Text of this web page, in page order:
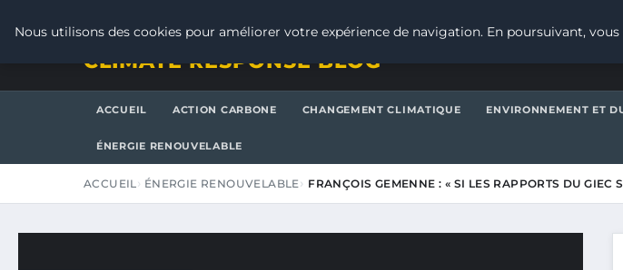
CLIMATE RESPONSE BLOG
ACCUEIL ACTION CARBONE CHANGEMENT CLIMATIQUE ENVIRONNEMENT ET
ÉNERGIE RENOUVELABLE
ACCUEIL ÉNERGIE RENOUVELABLE FRANÇOIS GEMENNE : « SI LES RAPPORTS DU GIEC
Nous utilisons des cookies pour améliorer votre expérience de navigation. En poursuivant,